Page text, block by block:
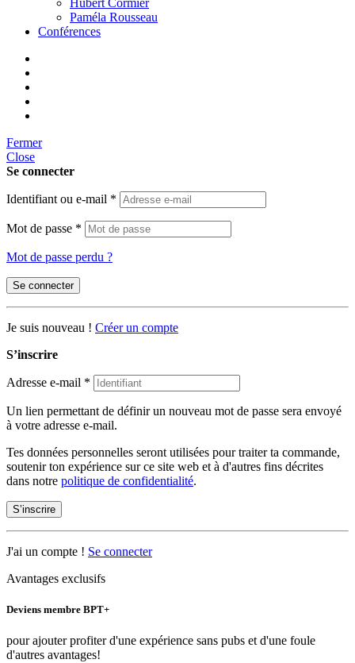
Hubert Cormier
Paméla Rousseau
Conférences
Fermer
Close
Se connecter
Identifiant ou e-mail *
Mot de passe *
Mot de passe perdu ?
Se connecter
Je suis nouveau ! Créer un compte
S’inscrire
Adresse e-mail *
Un lien permettant de définir un nouveau mot de passe sera envoyé
à votre adresse e-mail.
Tes données personnelles seront utilisées pour traiter ta commande,
soutenir ton expérience sur ce site web et à d'autres fins décrites
dans notre politique de confidentialité.
S’inscrire
J'ai un compte ! Se connecter
Avantages exclusifs
Deviens membre BPT+
pour ajouter profiter d'une expérience sans pubs et d'une foule
d'autres avantages!